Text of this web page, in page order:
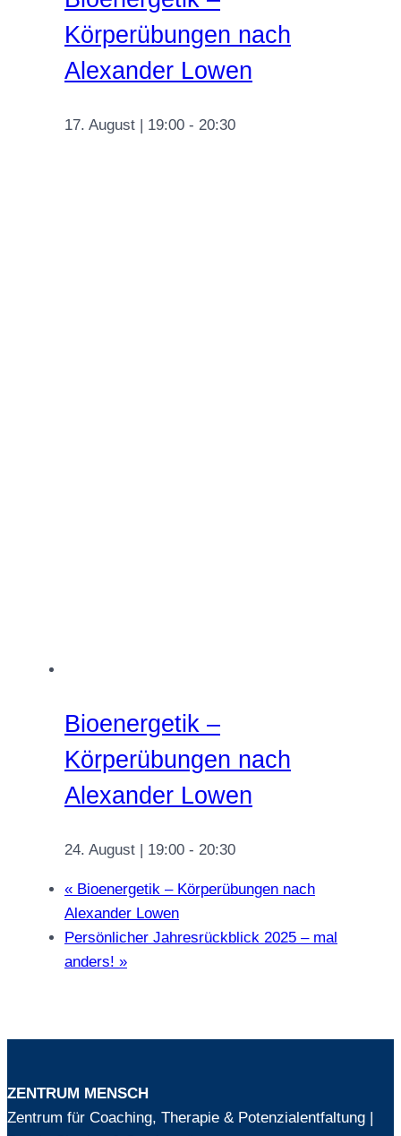
Körperübungen nach
Alexander Lowen
17. August | 19:00 - 20:30
Bioenergetik –
Körperübungen nach
Alexander Lowen
24. August | 19:00 - 20:30
« Bioenergetik – Körperübungen nach
Alexander Lowen
Persönlicher Jahresrückblick 2025 – mal
anders! »
ZENTRUM MENSCH
Zentrum für Coaching, Therapie & Potenzialentfaltung |